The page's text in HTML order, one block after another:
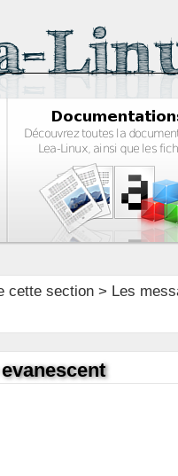
cette section> Les